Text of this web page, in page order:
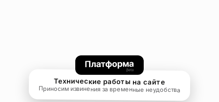
Технические работы на сайте
Приносим извинения за временные неудобства